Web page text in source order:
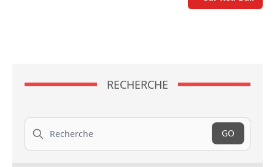
RECHERCHE
Recherche
GO